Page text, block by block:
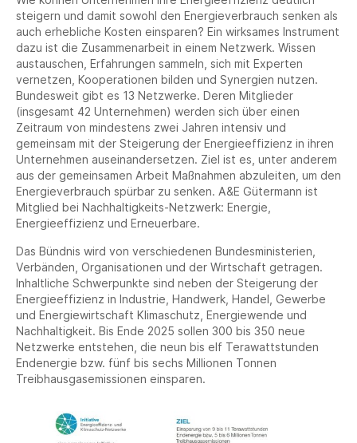
steigern und damit sowohl den Energieverbrauch senken als
auch erhebliche Kosten einsparen? Ein wirksames Instrument
dazu ist die Zusammenarbeit in einem Netzwerk. Wissen
austauschen, Erfahrungen sammeln, sich mit Experten
vernetzen, Kooperationen bilden und Synergien nutzen.
Bundesweit gibt es 13 Netzwerke. Deren Mitglieder
(insgesamt 42 Unternehmen) werden sich über einen
Zeitraum von mindestens zwei Jahren intensiv und
gemeinsam mit der Steigerung der Energieeffizienz in ihren
Unternehmen auseinandersetzen. Ziel ist es, unter anderem
aus der gemeinsamen Arbeit Maßnahmen abzuleiten, um den
Energieverbrauch spürbar zu senken. A&E Gütermann ist
Mitglied bei Nachhaltigkeits-Netzwerk: Energie,
Energieeffizienz und Erneuerbare.
Das Bündnis wird von verschiedenen Bundesministerien,
Verbänden, Organisationen und der Wirtschaft getragen.
Inhaltliche Schwerpunkte sind neben der Steigerung der
Energieeffizienz in Industrie, Handwerk, Handel, Gewerbe
und Energiewirtschaft Klimaschutz, Energiewende und
Nachhaltigkeit. Bis Ende 2025 sollen 300 bis 350 neue
Netzwerke entstehen, die neun bis elf Terawattstunden
Endenergie bzw. fünf bis sechs Millionen Tonnen
Treibhausgasemissionen einsparen.